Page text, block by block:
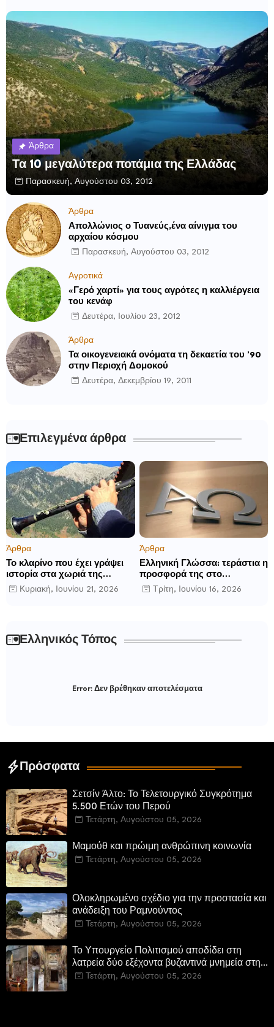
Άρθρα
Τα 10 μεγαλύτερα ποτάμια της Ελλάδας
Παρασκευή, Αυγούστου 03, 2012
Άρθρα
Απολλώνιος ο Τυανεύς,ένα αίνιγμα του
αρχαίου κόσμου
Παρασκευή, Αυγούστου 03, 2012
Αγροτικά
«Γερό χαρτί» για τους αγρότες η καλλιέργεια
του κενάφ
Δευτέρα, Ιουλίου 23, 2012
Άρθρα
Τα οικογενειακά ονόματα τη δεκαετία του ’90
στην Περιοχή Δομοκού
Δευτέρα, Δεκεμβρίου 19, 2011
Επιλεγμένα άρθρα
Άρθρα
Το κλαρίνο που έχει γράψει
ιστορία στα χωριά της
Ρούμελης
Κυριακή, Ιουνίου 21, 2026
Άρθρα
Ελληνική Γλώσσα: τεράστια η
προσφορά της στο
παγκόσμιο γίγνεσθαι.
Τρίτη, Ιουνίου 16, 2026
Ελληνικός Τόπος
Error:Δεν βρέθηκαν αποτελέσματα
Πρόσφατα
Σετσίν Άλτο: Το Τελετουργικό Συγκρότημα
5.500 Ετών του Περού
Τετάρτη, Αυγούστου 05, 2026
Μαμούθ και πρώιμη ανθρώπινη κοινωνία
Τετάρτη, Αυγούστου 05, 2026
Ολοκληρωμένο σχέδιο για την προστασία και
ανάδειξη του Ραμνούντος
Τετάρτη, Αυγούστου 05, 2026
Το Υπουργείο Πολιτισμού αποδίδει στη
λατρεία δύο εξέχοντα βυζαντινά μνημεία στην
Καστοριά και έπεται το αποκαταστημένο
Τετάρτη, Αυγούστου 05, 2026